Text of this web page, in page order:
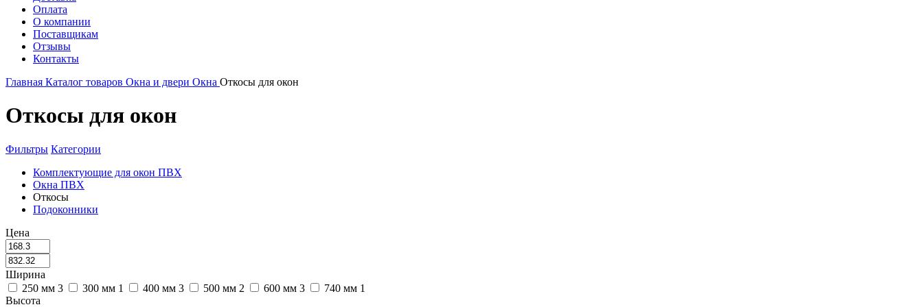
Оплата
О компании
Поставщикам
Отзывы
Контакты
Главная Каталог товаров Окна и двери Окна Откосы для окон
Откосы для окон
Фильтры Категории
Комплектующие для окон ПВХ
Окна ПВХ
Откосы
Подоконники
Цена
Ширина
250 мм 3 300 мм 1 400 мм 3 500 мм 2 600 мм 3 740 мм 1
Высота